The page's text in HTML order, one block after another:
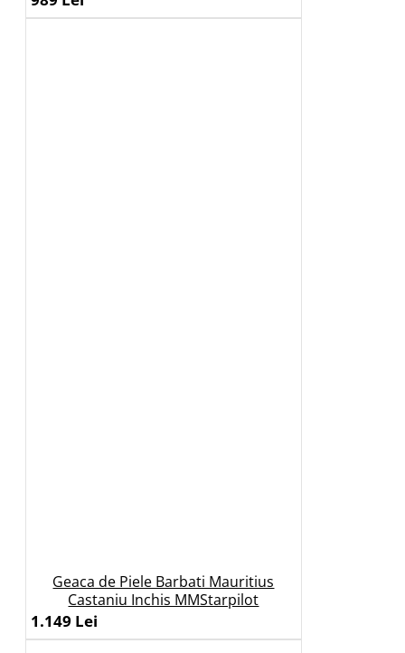
Geaca de Piele Barbati Mauritius
Castaniu Inchis MMStarpilot
1.149 Lei